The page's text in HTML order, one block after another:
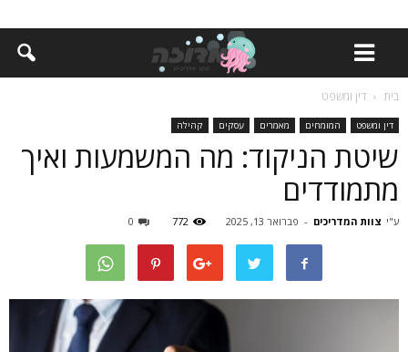
בית דין ומשפט
דין ומשפט המומחים מאמרים עסקים קהילה
שיטת הניקוד: מה המשמעות ואיך
מתמודדים
ע"י צוות המדריכים - פברואר 13, 2025 772
0